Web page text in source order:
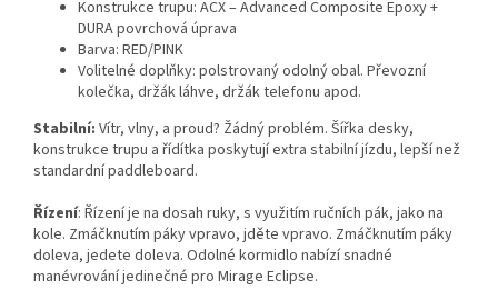
Konstrukce trupu: ACX – Advanced Composite Epoxy +
DURA povrchová úprava
Barva: RED/PINK
Volitelné doplňky: polstrovaný odolný obal. Převozní
kolečka, držák láhve, držák telefonu apod.
Stabilní: Vítr, vlny, a proud? Žádný problém. Šířka desky,
konstrukce trupu a řídítka poskytují extra stabilní jízdu, lepší než
standardní paddleboard.
Řízení: Řízení je na dosah ruky, s využitím ručních pák, jako na
kole. Zmáčknutím páky vpravo, jděte vpravo. Zmáčknutím páky
doleva, jedete doleva. Odolné kormidlo nabízí snadné
manévrování jedinečné pro Mirage Eclipse.